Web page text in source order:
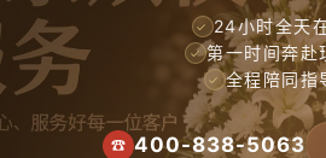
✓ 24小时全天
✓ 第一时间奔赴
✓ 全程陪同指
☎ 400-838-5063